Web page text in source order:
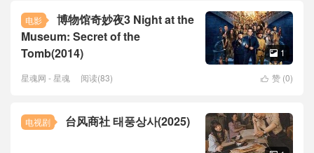
电影
博物馆奇妙夜3 Night at the
Museum: Secret of the
Tomb(2014)
 1
 赞 (0)
星魂网 - 星魂 阅读(83)
电视剧 台风商社 태풍상사(2025)